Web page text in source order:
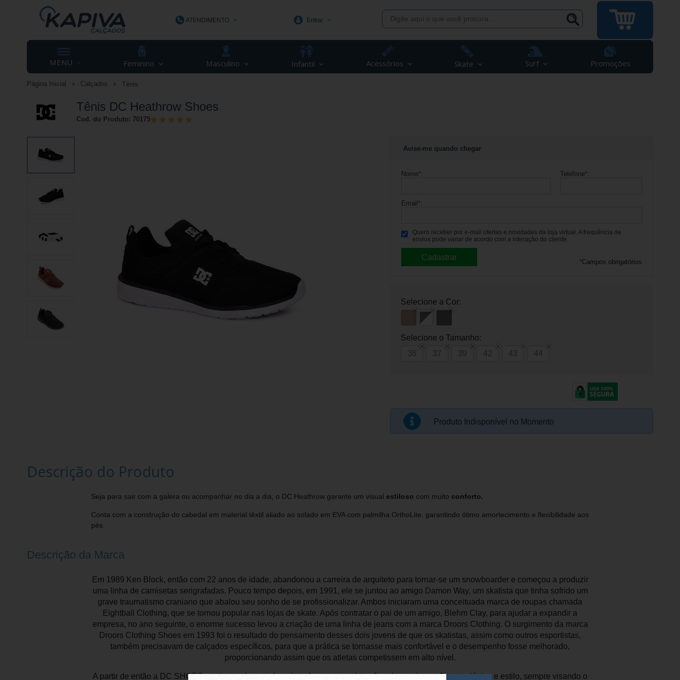
ATENDIMENTO
(48) 3623-1991
Entrar
MENU Feminino Masculino Infantil Acessórios Skate Surf Promoções
Página Inicial Calçados Tênis
Tênis DC Heathrow Shoes
Cod. do Produto: 70175
Avise-me quando chegar
Nome*: Telefone*:
Email *:
Quero receber por e-mail ofertas e novidades da loja virtual. A frequência de
envios pode variar de acordo com a interação do cliente.
*Campos obrigatórios
Selecione a Cor:
Selecione o Tamanho:
36
37 39 42 43 44
Produto Indisponível no Momento
Descrição do Produto
Seja para sair com a galera ou acompanhar no dia a dia, o DC Heathrow garante um visual estiloso com muito conforto.
Conta com a construção do cabedal em material têxtil aliado ao solado em EVA com palmilha OrthoLite, garantindo ótimo amortecimento e flexibilidade aos
pés.
Descrição da Marca
Em 1989 Ken Block, então com 22 anos de idade, abandonou a carreira de arquiteto para tornar-se um snowboarder e começou a produzir
uma linha de camisetas serigrafadas. Pouco tempo depois, em 1991, ele se juntou ao amigo Damon Way, um skatista que tinha sofrido um
grave traumatismo craniano que abalou seu sonho de se profissionalizar. Ambos iniciaram uma conceituada marca de roupas chamada
Eightball Clothing, que se tornou popular nas lojas de skate. Após contratar o pai de um amigo, Blehm Clay, para ajudar a expandir a
empresa, no ano seguinte, o enorme sucesso levou a criação de uma linha de jeans com a marca Droors Clothing. O surgimento da marca
Droors Clothing Shoes em 1993 foi o resultado do pensamento desses dois jovens de que os skatistas, assim como outros esportistas,
também precisavam de calçados específicos, para que a prática se tornasse mais confortável e o desempenho fosse melhorado,
proporcionando assim que os atletas competissem em alto nível.
A partir de então a DC SHOES continuou desenvolvendo todos seus produtos focados na inovação tecnológica e estilo, sempre visando o